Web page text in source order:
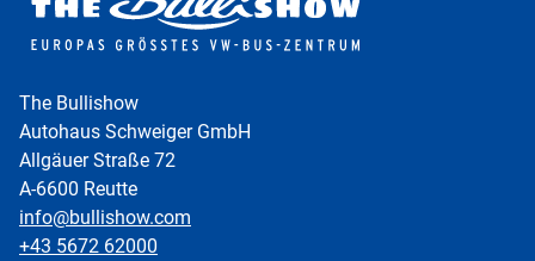
The Bullishow
Autohaus Schweiger GmbH
Allgäuer Straße 72
A-6600 Reutte
info@bullishow.com
+43 5672 62000